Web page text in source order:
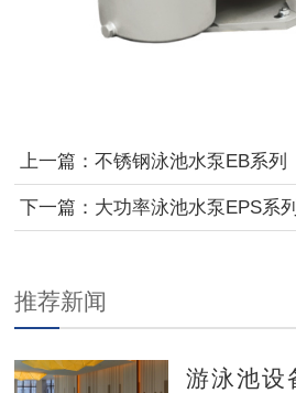
上一篇： 不锈钢泳池水泵EB系列
下一篇： 大功率泳池水泵EPS系列
推荐新闻